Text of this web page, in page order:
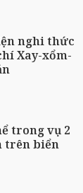
nghi thức
Xay-xổm-
trong vụ 2
trên biển